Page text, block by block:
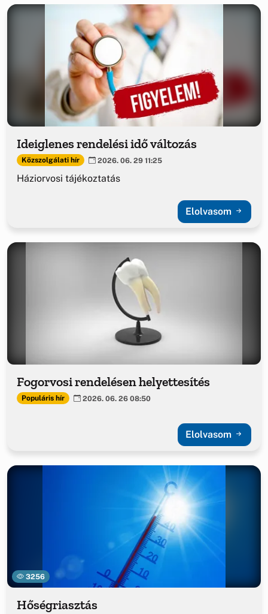
Ideiglenes rendelési idő változás
Közszolgálati hír 2026. 06. 29 11:25
Háziorvosi tájékoztatás
Elolvasom
Fogorvosi rendelésen helyettesítés
Populáris hír 2026. 06. 26 08:50
Elolvasom
3256
Hőségriasztás